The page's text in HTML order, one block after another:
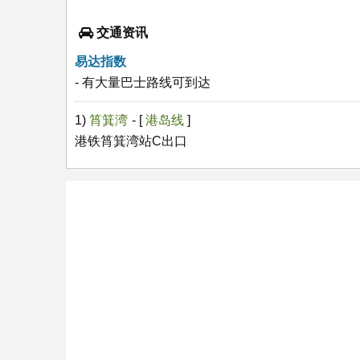
交通资讯
易达指数
- 有大量巴士路线可到达
1) 筲箕湾 - [港岛线 ]
港铁筲箕湾站C出口